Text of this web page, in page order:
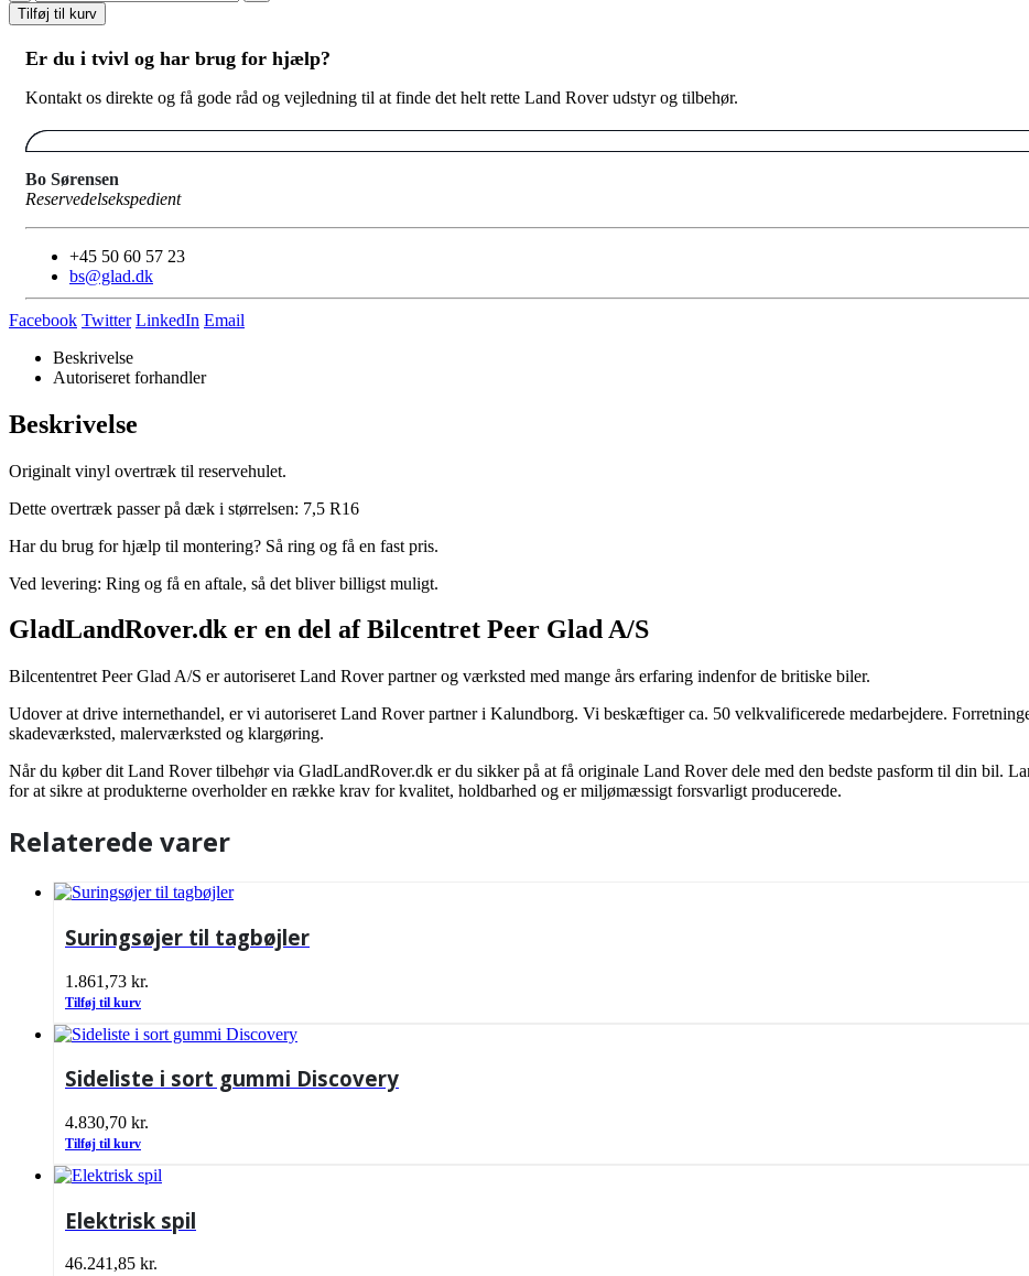
Tilføj til kurv
Er du i tvivl og har brug for hjælp?
Kontakt os direkte og få gode råd og vejledning til at finde det helt rette Land Rover udstyr og tilbehør.
Bo Sørensen
Reservedelsekspedient
+45 50 60 57 23
bs@glad.dk
Facebook Twitter LinkedIn Email
Beskrivelse
Autoriseret forhandler
Beskrivelse
Originalt vinyl overtræk til reservehulet.
Dette overtræk passer på dæk i størrelsen: 7,5 R16
Har du brug for hjælp til montering? Så ring og få en fast pris.
Ved levering: Ring og få en aftale, så det bliver billigst muligt.
GladLandRover.dk er en del af Bilcentret Peer Glad A/S
Bilcententret Peer Glad A/S er autoriseret Land Rover partner og værksted med mange års erfaring indenfor de britiske biler.
Udover at drive internethandel, er vi autoriseret Land Rover partner i Kalundborg. Vi beskæftiger ca. 50 velkvalificerede medarbejdere.
skadeværksted, malerværksted og klargøring.
Når du køber dit Land Rover tilbehør via GladLandRover.dk er du sikker på at få originale Land Rover dele med den bedste pasform til din bil.
for at sikre at produkterne overholder en række krav for kvalitet, holdbarhed og er miljømæssigt forsvarligt producerede.
Relaterede varer
Suringsøjer til tagbøjler
1.861,73 kr.
Tilføj til kurv
Sideliste i sort gummi Discovery
4.830,70 kr.
Tilføj til kurv
Elektrisk spil
46.241,85 kr.